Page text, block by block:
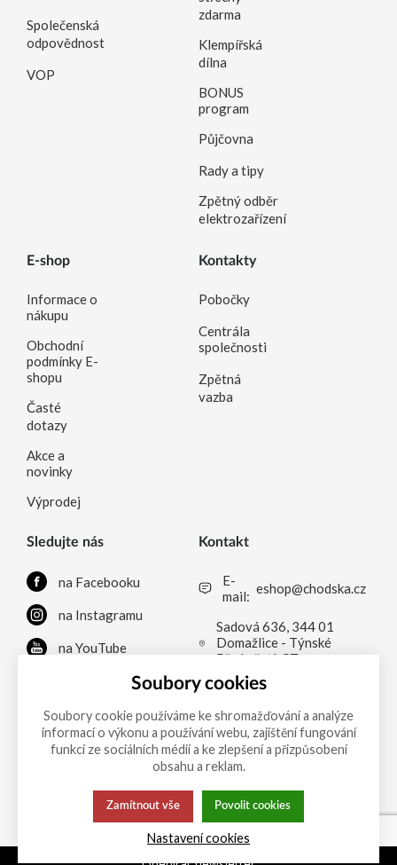
Společenská
odpovědnost
VOP
zdarma
Klempířská
dílna
BONUS
program
Půjčovna
Rady a tipy
Zpětný odběr
elektrozařízení
E-shop
Informace o
nákupu
Obchodní
podmínky E-
shopu
Časté
dotazy
Akce a
novinky
Výprodej
Kontakty
Pobočky
Centrála
společnosti
Zpětná
vazba
Sledujte nás
na Facebooku
na Instagramu
na YouTube
Kontakt
E-
mail: eshop@chodska.cz
Sadová 636, 344 01
Domažlice - Týnské
Předměstí, CZ
Možnosti platby
© 2013-2026 PRVNÍ CHODSKÁ eshop
Tato stránka používá soubory cookies.
Klikněte pro více informací.
Soubory cookies
Soubory cookie používáme ke shromažďování a analýze
informací o výkonu a používání webu, zajištění fungování
funkcí ze sociálních médií a ke zlepšení a přizpůsobení
obsahu a reklam.
Zamítnout vše Povolit cookies
Nastavení cookies